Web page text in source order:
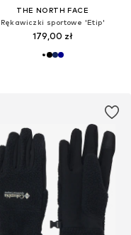
THE NORTH FACE
Rękawiczki sportowe 'Etip'
179,00 zł